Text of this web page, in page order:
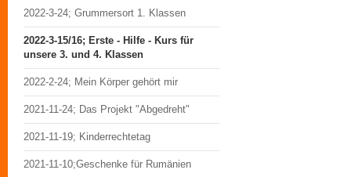
2022-3-24; Grummersort 1. Klassen
2022-3-15/16; Erste - Hilfe - Kurs für
unsere 3. und 4. Klassen
2022-2-24; Mein Körper gehört mir
2021-11-24; Das Projekt "Abgedreht"
2021-11-19; Kinderrechtetag
2021-11-10;Geschenke für Rumänien